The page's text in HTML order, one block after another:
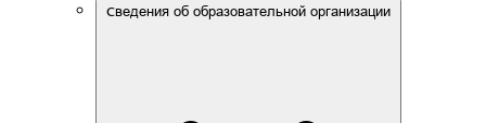
Сведения об образовательной организации